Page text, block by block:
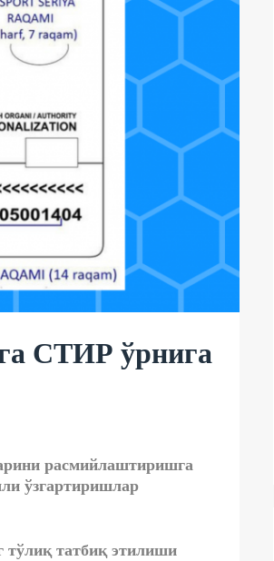
СТИР ўрнига
расмийлаштиришга
ўзгартиришлар
тўлиқ татбиқ этилиши